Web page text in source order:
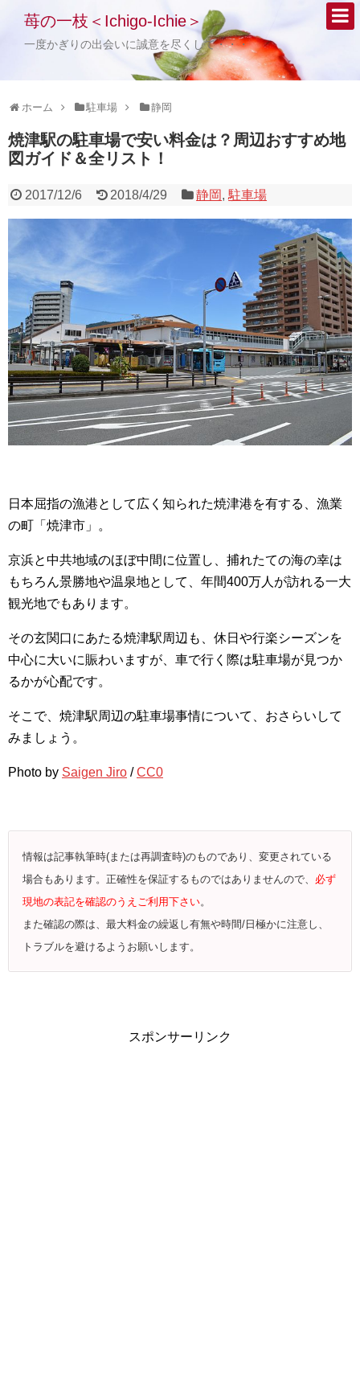
苺の一枝＜Ichigo-Ichie＞
一度かぎりの出会いに誠意を尽くして・・・
ホーム 駐車場 静岡
焼津駅の駐車場で安い料金は？周辺おすすめ地
図ガイド＆全リスト！
2017/12/6 2018/4/29 静岡,駐車場
日本屈指の漁港として広く知られた焼津港を有する、漁業
の町「焼津市」。
京浜と中共地域のほぼ中間に位置し、捕れたての海の幸は
もちろん景勝地や温泉地として、年間400万人が訪れる一大
観光地でもあります。
その玄関口にあたる焼津駅周辺も、休日や行楽シーズンを
中心に大いに賑わいますが、車で行く際は駐車場が見つか
るかが心配です。
そこで、焼津駅周辺の駐車場事情について、おさらいして
みましょう。
Photo by Saigen Jiro /CC0
情報は記事執筆時(または再調査時)のものであり、変更されている
場合もあります。正確性を保証するものではありませんので、 必ず
現地の表記を確認のうえご利用下さい。
また確認の際は、最大料金の繰返し有無や時間/日極かに注意し、
トラブルを避けるようお願いします。
スポンサーリンク